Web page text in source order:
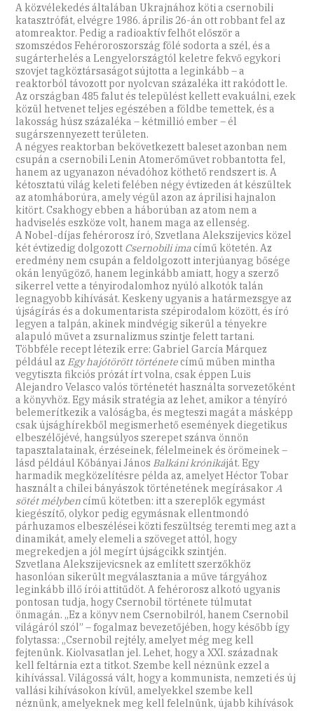
A közvélekedés általában Ukrajnához köti a csernobili
katasztrófát, elvégre 1986. április 26-án ott robbant fel az
atomreaktor. Pedig a radioaktív felhőt először a
szomszédos Fehéroroszország fölé sodorta a szél, és a
sugárterhelés a Lengyelországtól keletre fekvő egykori
szovjet tagköztársaságot sújtotta a leginkább – a
reaktorból távozott por nyolcvan százaléka itt rakódott le.
Az országban 485 falut és települést kellett evakuálni, ezek
közül hetvenet teljes egészében a földbe temettek, és a
lakosság húsz százaléka – kétmillió ember – él
sugárszennyezett területen.
A négyes reaktorban bekövetkezett baleset azonban nem
csupán a csernobili Lenin Atomerőművet robbantotta fel,
hanem az ugyanazon névadóhoz köthető rendszert is. A
kétosztatú világ keleti felében négy évtizeden át készültek
az atomháborúra, amely végül azon az áprilisi hajnalon
kitört. Csakhogy ebben a háborúban az atom nem a
hadviselés eszköze volt, hanem maga az ellenség.
A Nobel-díjas fehérorosz író, Szvetlana Alekszijevics közel
két évtizedig dolgozott Csernobili imacímű kötetén. Az
eredmény nem csupán a feldolgozott interjúanyag bősége
okán lenyűgöző, hanem leginkább amiatt, hogy a szerző
sikerrel vette a tényirodalomhoz nyúló alkotók talán
legnagyobb kihívását. Keskeny ugyanis a határmezsgye az
újságírás és a dokumentarista szépirodalom között, és író
legyen a talpán, akinek mindvégig sikerül a tényekre
alapuló művet a zsurnalizmus szintje felett tartani.
Többféle recept létezik erre: Gabriel García Márquez
például az Egy hajótörött történetecímű műben mintha
vegytiszta fikciós prózát írt volna, csak éppen Luis
Alejandro Velasco valós történetét használta sorvezetőként
a könyvhöz. Egy másik stratégia az lehet, amikor a tényíró
belemerítkezik a valóságba, és megteszi magát a másképp
csak újsághírekből megismerhető események diegetikus
elbeszélőjévé, hangsúlyos szerepet szánva önnön
tapasztalatainak, érzéseinek, félelmeinek és örömeinek –
lásd például Kőbányai János Balkáni krónikáját. Egy
harmadik megközelítésre példa az, amelyet Héctor Tobar
használt a chilei bányászok történetének megírásakorA
sötét mélybencímű kötetben: itt a szereplők egymást
kiegészítő, olykor pedig egymásnak ellentmondó
párhuzamos elbeszélései közti feszültség teremti meg azt a
dinamikát, amely elemeli a szöveget attól, hogy
megrekedjen a jól megírt újságcikk szintjén.
Szvetlana Alekszijevicsnek az említett szerzőkhöz
hasonlóan sikerült megválasztania a műve tárgyához
leginkább illő írói attitűdöt. A fehérorosz alkotó ugyanis
pontosan tudja, hogy Csernobil története túlmutat
önmagán. „Ez a könyv nem Csernobilról, hanem Csernobil
világáról szól” – fogalmaz bevezetőjében, hogy később így
folytassa: „Csernobil rejtély, amelyet még meg kell
fejtenünk. Kiolvasatlan jel. Lehet, hogy a XXI. századnak
kell feltárnia ezt a titkot. Szembe kell néznünk ezzel a
kihívással. Világossá vált, hogy a kommunista, nemzeti és új
vallási kihívásokon kívül, amelyekkel szembe kell
néznünk, amelyeknek meg kell felelnünk, újabb kihívások